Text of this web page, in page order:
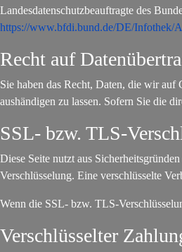
Landesdatenschutzbeauftragte des
https://www.bfdi.bund.de/DE/Infothek/
Recht auf
Sie haben das Recht, Daten, die wir
aushändigen zu lassen. Sofern Sie die
SSL- bzw. TLS-
Diese Seite nutzt aus
Verschlüsselung. Eine verschlüsselte
Wenn die SSL- bzw. TLS-
Verschlüsselter